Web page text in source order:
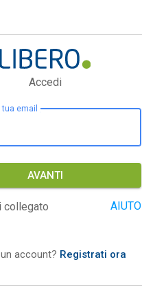
Accedi
email
AVANTI
collegato AIUTO
account? Registrati ora